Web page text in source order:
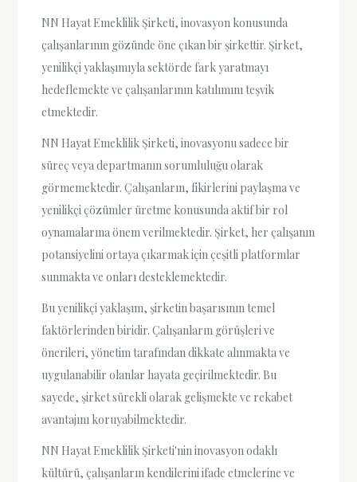
NN Hayat Emeklilik Şirketi, inovasyon konusunda
çalışanlarının gözünde öne çıkan bir şirkettir. Şirket,
yenilikçi yaklaşımıyla sektörde fark yaratmayı
hedeflemekte ve çalışanlarının katılımını teşvik
etmektedir.
NN Hayat Emeklilik Şirketi, inovasyonu sadece bir
süreç veya departmanın sorumluluğu olarak
görmemektedir. Çalışanların, fikirlerini paylaşma ve
yenilikçi çözümler üretme konusunda aktif bir rol
oynamalarına önem verilmektedir. Şirket, her çalışanın
potansiyelini ortaya çıkarmak için çeşitli platformlar
sunmakta ve onları desteklemektedir.
Bu yenilikçi yaklaşım, şirketin başarısının temel
faktörlerinden biridir. Çalışanların görüşleri ve
önerileri, yönetim tarafından dikkate alınmakta ve
uygulanabilir olanlar hayata geçirilmektedir. Bu
sayede, şirket sürekli olarak gelişmekte ve rekabet
avantajını koruyabilmektedir.
NN Hayat Emeklilik Şirketi'nin inovasyon odaklı
kültürü, çalışanların kendilerini ifade etmelerine ve